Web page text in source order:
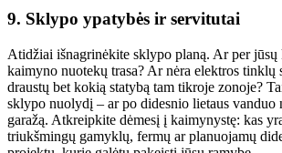
9. Sklypo ypatybės ir servitutai
Atidžiai išnagrinėkite sklypo planą. Ar per jūsų
kaimyno nuotekų trasa? Ar nėra elektros tinklų
draustų bet kokią statybą tam tikroje zonoje?
sklypo nuolydį – ar po didesnio lietaus vanduo
garažą. Atkreipkite dėmesį į kaimynystę: kas
triukšmingų gamyklų, fermų ar planuojamų